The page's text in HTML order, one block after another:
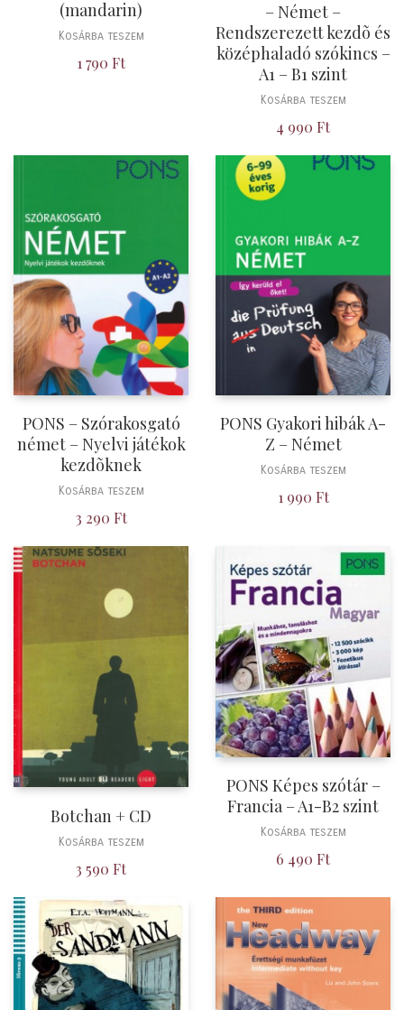
(mandarin)
Kosárba teszem
1 790 Ft
– Német –
Rendszerezett kezdõ és
középhaladó szókincs –
A1 – B1 szint
Kosárba teszem
4 990 Ft
PONS – Szórakosgató
német – Nyelvi játékok
kezdõknek
Kosárba teszem
3 290 Ft
PONS Gyakori hibák A-
Z – Német
Kosárba teszem
1 990 Ft
Botchan + CD
Kosárba teszem
3 590 Ft
PONS Képes szótár –
Francia – A1-B2 szint
Kosárba teszem
6 490 Ft